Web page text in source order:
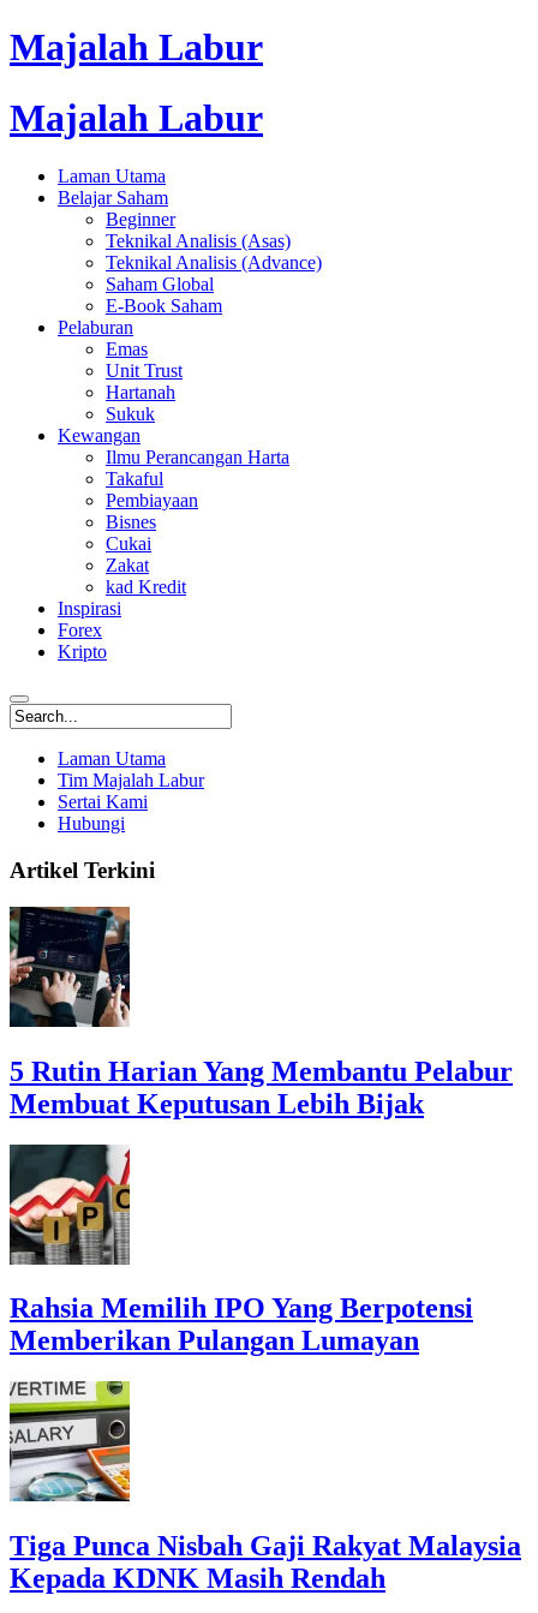
Majalah Labur
Majalah Labur
Laman Utama
Belajar Saham
Beginner
Teknikal Analisis (Asas)
Teknikal Analisis (Advance)
Saham Global
E-Book Saham
Pelaburan
Emas
Unit Trust
Hartanah
Sukuk
Kewangan
Ilmu Perancangan Harta
Takaful
Pembiayaan
Bisnes
Cukai
Zakat
kad Kredit
Inspirasi
Forex
Kripto
Laman Utama
Tim Majalah Labur
Sertai Kami
Hubungi
Artikel Terkini
5 Rutin Harian Yang Membantu Pelabur
Membuat Keputusan Lebih Bijak
Rahsia Memilih IPO Yang Berpotensi
Memberikan Pulangan Lumayan
Tiga Punca Nisbah Gaji Rakyat Malaysia
Kepada KDNK Masih Rendah